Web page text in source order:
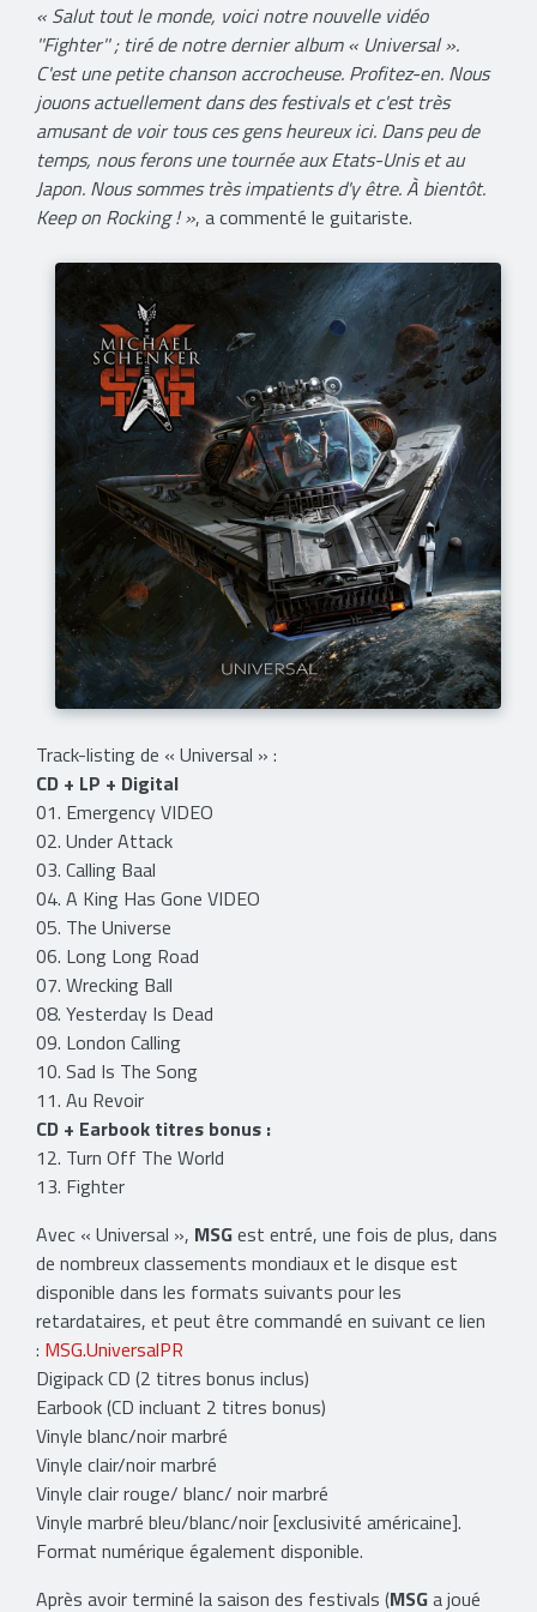
« Salut tout le monde, voici notre nouvelle vidéo
''Fighter'' ; tiré de notre dernier album « Universal ».
C'est une petite chanson accrocheuse. Profitez-en. Nous
jouons actuellement dans des festivals et c'est très
amusant de voir tous ces gens heureux ici. Dans peu de
temps, nous ferons une tournée aux Etats-Unis et au
Japon. Nous sommes très impatients d'y être. À bientôt.
Keep on Rocking ! », a commenté le guitariste.
Track-listing de « Universal » :
CD + LP + Digital
01. Emergency VIDEO
02. Under Attack
03. Calling Baal
04. A King Has Gone VIDEO
05. The Universe
06. Long Long Road
07. Wrecking Ball
08. Yesterday Is Dead
09. London Calling
10. Sad Is The Song
11. Au Revoir
CD + Earbook titres bonus :
12. Turn Off The World
13. Fighter
Avec « Universal », MSGest entré, une fois de plus, dans
de nombreux classements mondiaux et le disque est
disponible dans les formats suivants pour les
retardataires, et peut être commandé en suivant ce lien
: MSG.UniversalPR
Digipack CD (2 titres bonus inclus)
Earbook (CD incluant 2 titres bonus)
Vinyle blanc/noir marbré
Vinyle clair/noir marbré
Vinyle clair rouge/ blanc/ noir marbré
Vinyle marbré bleu/blanc/noir [exclusivité américaine].
Format numérique également disponible.
Après avoir terminé la saison des festivals (MSGa joué